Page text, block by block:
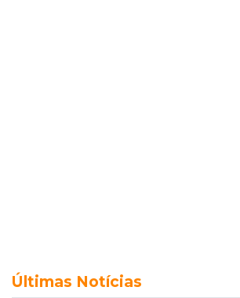
Últimas Notícias